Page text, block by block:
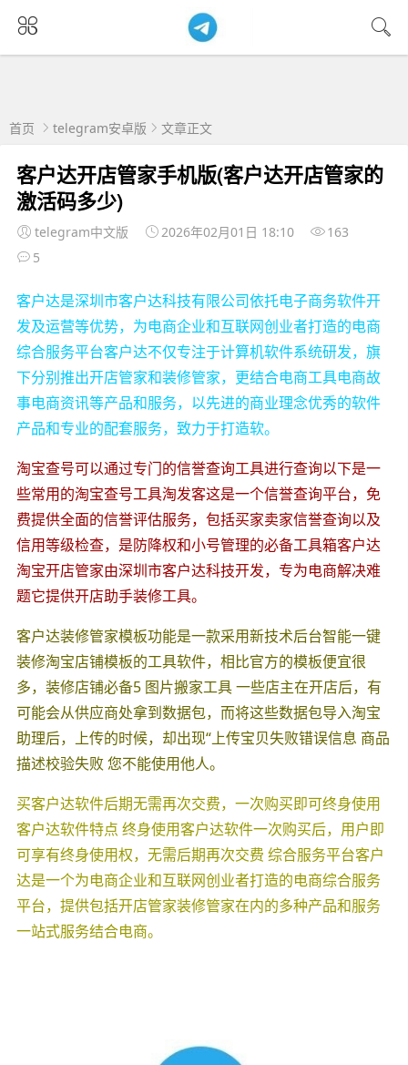
首页 telegram安卓版 文章正文
客户达开店管家手机版(客户达开店管家的
激活码多少)
telegram中文版 2026年02月01日 18:10
163
5
客户达是深圳市客户达科技有限公司依托电子商务软件开
发及运营等优势，为电商企业和互联网创业者打造的电商
综合服务平台客户达不仅专注于计算机软件系统研发，旗
下分别推出开店管家和装修管家，更结合电商工具电商故
事电商资讯等产品和服务，以先进的商业理念优秀的软件
产品和专业的配套服务，致力于打造软。
淘宝查号可以通过专门的信誉查询工具进行查询以下是一
些常用的淘宝查号工具淘发客这是一个信誉查询平台，免
费提供全面的信誉评估服务，包括买家卖家信誉查询以及
信用等级检查，是防降权和小号管理的必备工具箱客户达
淘宝开店管家由深圳市客户达科技开发，专为电商解决难
题它提供开店助手装修工具。
客户达装修管家模板功能是一款采用新技术后台智能一键
装修淘宝店铺模板的工具软件，相比官方的模板便宜很
多，装修店铺必备5 图片搬家工具 一些店主在开店后，有
可能会从供应商处拿到数据包，而将这些数据包导入淘宝
助理后，上传的时候，却出现“上传宝贝失败错误信息 商品
描述校验失败 您不能使用他人。
买客户达软件后期无需再次交费，一次购买即可终身使用
客户达软件特点 终身使用客户达软件一次购买后，用户即
可享有终身使用权，无需后期再次交费 综合服务平台客户
达是一个为电商企业和互联网创业者打造的电商综合服务
平台，提供包括开店管家装修管家在内的多种产品和服务
一站式服务结合电商。